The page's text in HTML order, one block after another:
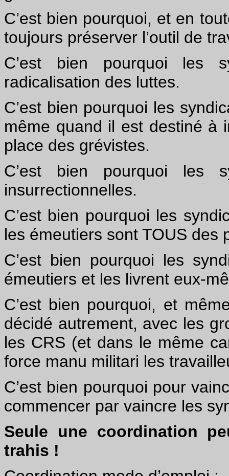
C’est bien pourquoi, et en
toujours préserver l’outil de
C’est bien pourquoi les
radicalisation des luttes.
C’est bien pourquoi les
même quand il est destiné à
place des grévistes.
C’est bien pourquoi les
insurrectionnelles.
C’est bien pourquoi les
les émeutiers sont TOUS des
C’est bien pourquoi les
émeutiers et les livrent eux-
C’est bien pourquoi, et
décidé autrement, avec les
les CRS (et dans le même
force manu militari les
C’est bien pourquoi pour
commencer par vaincre les
Seule une coordination
trahis !